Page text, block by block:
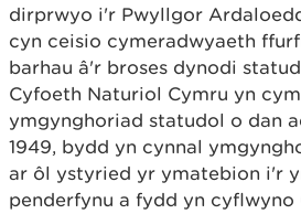
dirprwyo i'r Pwyllgor
cyn ceisio cymeradwyaeth
barhau â'r broses dynodi
Cyfoeth Naturiol Cymru yn
ymgynghoriad statudol o dan
1949, bydd yn cynnal
ar ôl ystyried yr ymatebion i'r
penderfynu a fydd yn cyflwyno